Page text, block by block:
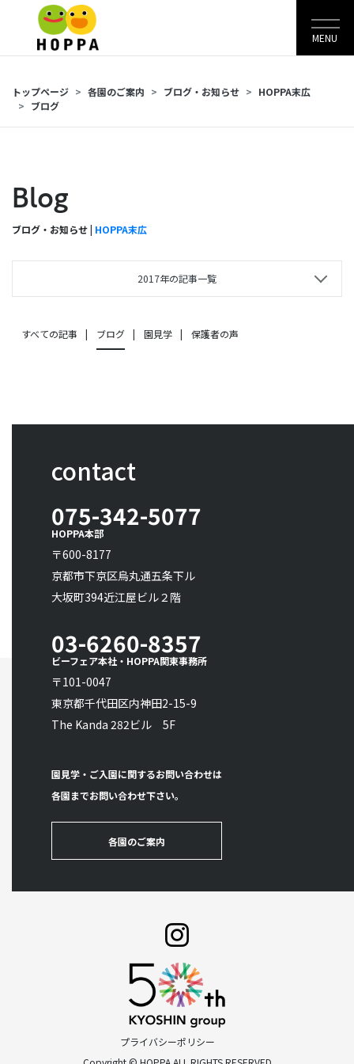
MENU
トップページ 各園のご案内 ブログ・お知らせ
HOPPA末広
ブログ
Blog
ブログ・お知らせ | HOPPA末広
2017年の記事一覧
すべての記事 ブログ 園見学 保護者の声
contact
075-342-5077
HOPPA本部
〒600-8177
京都市下京区烏丸通五条下ル
大坂町394近江屋ビル２階
03-6260-8357
ビーフェア本社・HOPPA関東事務所
〒101-0047
東京都千代田区内神田2-15-9
The Kanda 282ビル 5F
園見学・ご入園に関するお問い合わせは
各園までお問い合わせ下さい。
各園のご案内
プライバシーポリシー